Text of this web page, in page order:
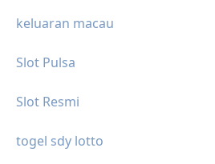
keluaran macau
Slot Pulsa
Slot Resmi
togel sdy lotto